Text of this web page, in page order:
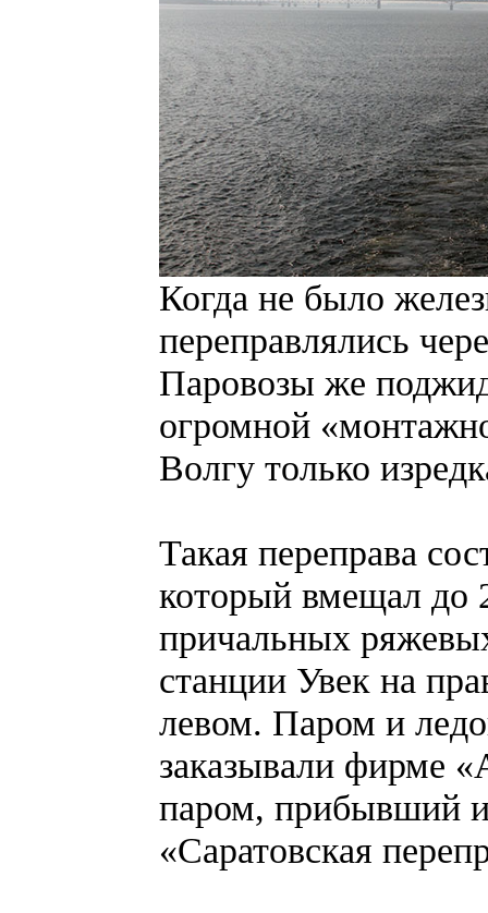
Когда не было
переправлялись
Паровозы же
огромной
Волгу только
Такая переправа
который вмещал до
причальных
станции Увек на
левом. Паром и
заказывали фирме
паром, прибывший
«Саратовская